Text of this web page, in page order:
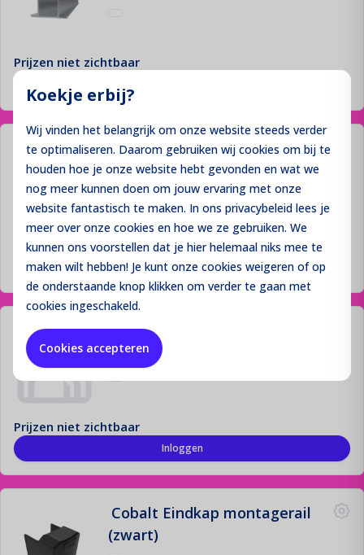
Koekje erbij?
Wij vinden het belangrijk om onze website steeds verder
te optimaliseren. Daarom gebruiken wij cookies om bij te
houden hoe je onze website hebt gevonden en wat we
nog meer kunnen doen om jouw ervaring met onze
website fantastisch te maken. In ons privacybeleid lees je
meer over onze cookies en hoe we ze gebruiken. We
kunnen ons voorstellen dat je hier helemaal niks mee te
maken wilt hebben! Je kunt onze cookies weigeren of op
de onderstaande knop klikken om verder te gaan met
cookies ingeschakeld.
Cookies accepteren
Prijzen niet zichtbaar
Cobalt Doorvoer tule zijplaat
Prijzen niet zichtbaar
Inloggen
Cobalt EPDM Rol 44 x 3 (rol =
20m)
Prijzen niet zichtbaar
Inloggen
Cobalt Eindkap montagerail
(zwart)